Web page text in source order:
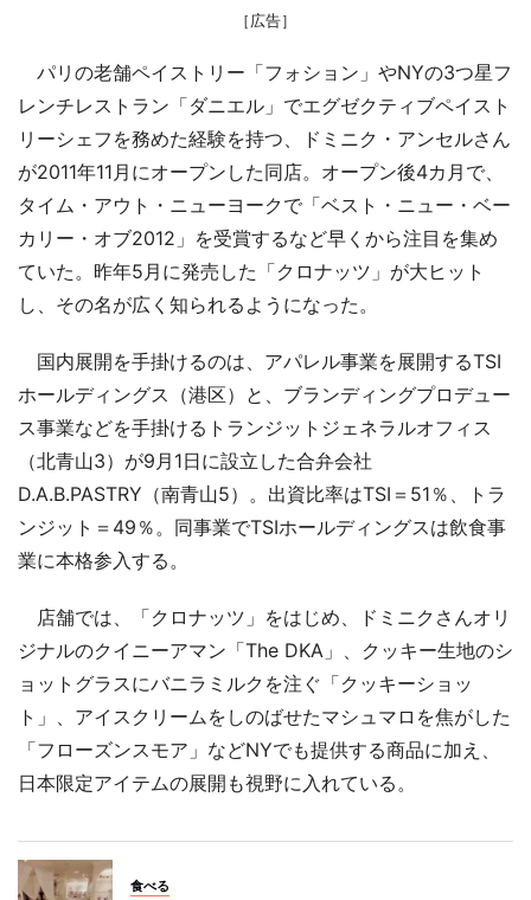
［広告］
パリの老舗ペイストリー「フォション」やNYの3つ星フ
レンチレストラン「ダニエル」でエグゼクティブペイスト
リーシェフを務めた経験を持つ、ドミニク・アンセルさん
が2011年11月にオープンした同店。オープン後4カ月で、
タイム・アウト・ニューヨークで「ベスト・ニュー・ベー
カリー・オブ2012」を受賞するなど早くから注目を集め
ていた。昨年5月に発売した「クロナッツ」が大ヒット
し、その名が広く知られるようになった。
国内展開を手掛けるのは、アパレル事業を展開するTSI
ホールディングス（港区）と、ブランディングプロデュー
ス事業などを手掛けるトランジットジェネラルオフィス
（北青山3）が9月1日に設立した合弁会社
D.A.B.PASTRY（南青山5）。出資比率はTSI＝51％、トラ
ンジット＝49％。同事業でTSIホールディングスは飲食事
業に本格参入する。
店舗では、「クロナッツ」をはじめ、ドミニクさんオリ
ジナルのクイニーアマン「The DKA」、クッキー生地のシ
ョットグラスにバニラミルクを注ぐ「クッキーショッ
ト」、アイスクリームをしのばせたマシュマロを焦がした
「フローズンスモア」などNYでも提供する商品に加え、
日本限定アイテムの展開も視野に入れている。
食べる